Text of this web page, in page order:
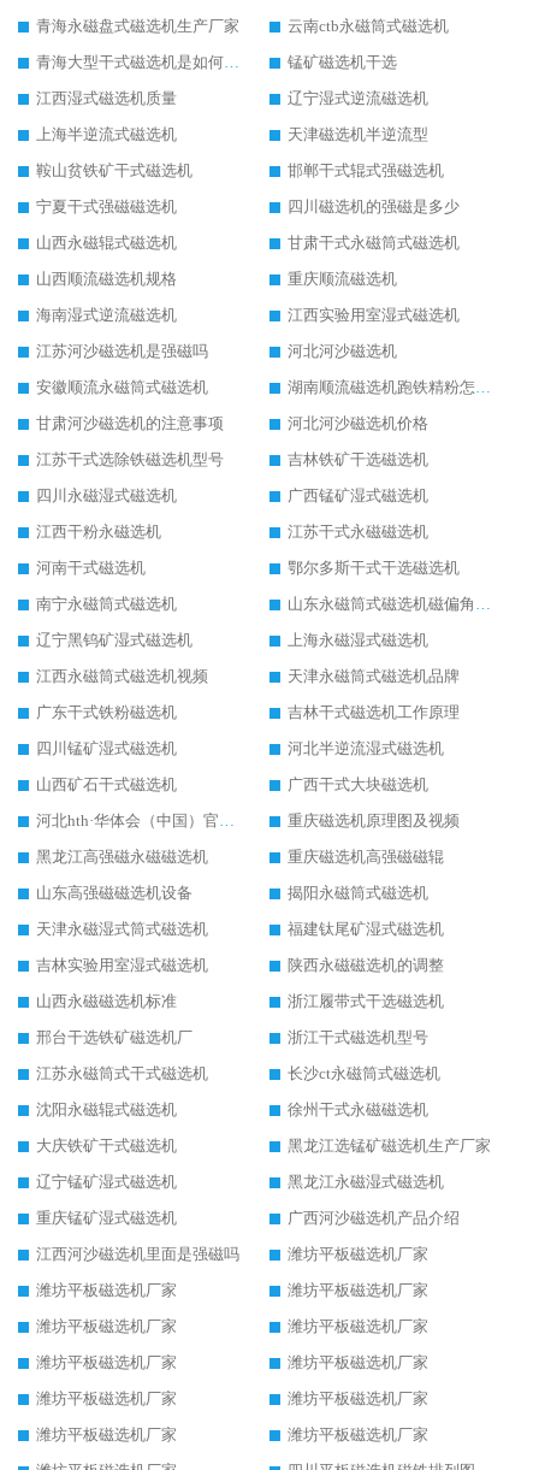
青海永磁盘式磁选机生产厂家
云南ctb永磁筒式磁选机
锰矿磁选机干选
江西湿式磁选机质量
辽宁湿式逆流磁选机
上海半逆流式磁选机
天津磁选机半逆流型
鞍山贫铁矿干式磁选机
邯郸干式辊式强磁选机
宁夏干式强磁磁选机
四川磁选机的强磁是多少
山西永磁辊式磁选机
甘肃干式永磁筒式磁选机
山西顺流磁选机规格
重庆顺流磁选机
海南湿式逆流磁选机
江西实验用室湿式磁选机
江苏河沙磁选机是强磁吗
河北河沙磁选机
安徽顺流永磁筒式磁选机
甘肃河沙磁选机的注意事项
河北河沙磁选机价格
江苏干式选除铁磁选机型号
吉林铁矿干选磁选机
四川永磁湿式磁选机
广西锰矿湿式磁选机
江西干粉永磁选机
江苏干式永磁磁选机
河南干式磁选机
鄂尔多斯干式干选磁选机
南宁永磁筒式磁选机
辽宁黑钨矿湿式磁选机
上海永磁湿式磁选机
江西永磁筒式磁选机视频
天津永磁筒式磁选机品牌
广东干式铁粉磁选机
吉林干式磁选机工作原理
四川锰矿湿式磁选机
河北半逆流湿式磁选机
山西矿石干式磁选机
广西干式大块磁选机
重庆磁选机原理图及视频
黑龙江高强磁永磁磁选机
重庆磁选机高强磁磁辊
山东高强磁磁选机设备
揭阳永磁筒式磁选机
天津永磁湿式筒式磁选机
福建钛尾矿湿式磁选机
吉林实验用室湿式磁选机
陕西永磁磁选机的调整
山西永磁磁选机标准
浙江履带式干选磁选机
邢台干选铁矿磁选机厂
浙江干式磁选机型号
江苏永磁筒式干式磁选机
长沙ct永磁筒式磁选机
沈阳永磁辊式磁选机
徐州干式永磁磁选机
大庆铁矿干式磁选机
黑龙江选锰矿磁选机生产厂家
辽宁锰矿湿式磁选机
黑龙江永磁湿式磁选机
重庆锰矿湿式磁选机
广西河沙磁选机产品介绍
江西河沙磁选机里面是强磁吗
潍坊平板磁选机厂家
潍坊平板磁选机厂家
潍坊平板磁选机厂家
潍坊平板磁选机厂家
潍坊平板磁选机厂家
潍坊平板磁选机厂家
潍坊平板磁选机厂家
潍坊平板磁选机厂家
潍坊平板磁选机厂家
潍坊平板磁选机厂家
潍坊平板磁选机厂家